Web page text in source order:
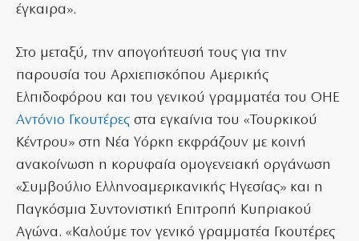
έγκαιρα».
Στο μεταξύ, την απογοήτευσή τους για την
παρουσία του Αρχιεπισκόπου Αμερικής
Ελπιδοφόρου και του γενικού γραμματέα του ΟΗΕ
Αντόνιο Γκουτέρεςστα εγκαίνια του «Τουρκικού
Κέντρου» στη Νέα Yόρκη εκφράζουν με κοινή
ανακοίνωση η κορυφαία ομογενειακή οργάνωση
«Συμβούλιο Ελληνοαμερικανικής Ηγεσίας» και η
Παγκόσμια Συντονιστική Επιτροπή Κυπριακού
Αγώνα. «Καλούμε τον γενικό γραμματέα Γκουτέρες